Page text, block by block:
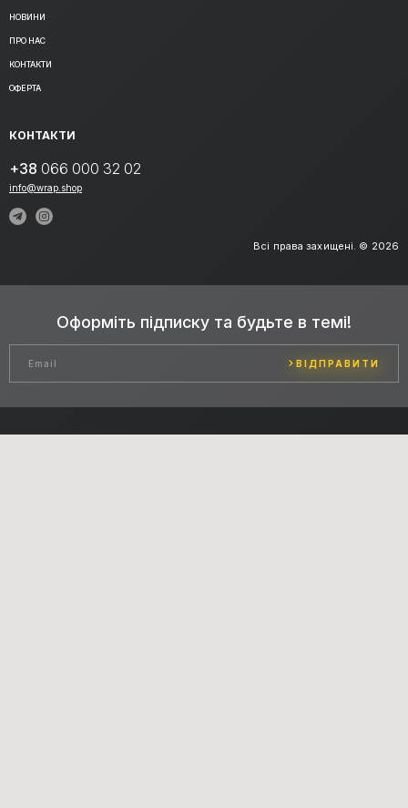
НОВИНИ
ПРО НАС
КОНТАКТИ
ОФЕРТА
КОНТАКТИ
+38 066 000 32 02
info@wrap.shop
Всі права захищені. © 2026
Оформіть підписку та будьте в темі!
ВІДПРАВИТИ